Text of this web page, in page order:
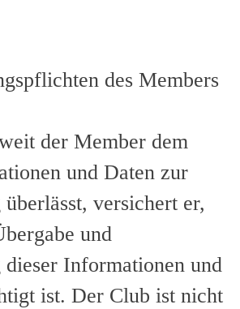
des Members
der Member dem
und Daten zur
versichert er,
und
dieser Informationen und
ist. Der Club ist nicht